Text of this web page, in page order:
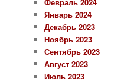
Февраль 2024
Январь 2024
Декабрь 2023
Ноябрь 2023
Сентябрь 2023
Август 2023
Июль 2023